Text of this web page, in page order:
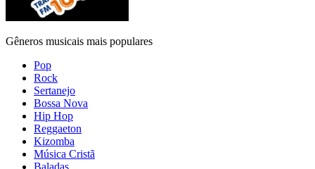
Gêneros musicais mais populares
Pop
Rock
Sertanejo
Bossa Nova
Hip Hop
Reggaeton
Kizomba
Música Cristã
Baladas